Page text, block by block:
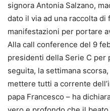
signora Antonia Salzano,
dato il via ad una raccolta di
manifestazioni per portare
Alla call conference del 9
presidenti della Serie C per
seguita, la settimana
mettere tutti a corrente
papa Francesco – ha